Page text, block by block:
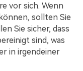
vor sich. Wenn
sollten Sie
Sie sicher, dass
sind, was
in irgendeiner